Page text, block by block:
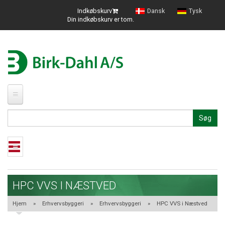
Indkøbskurv
Din indkøbskurv er tom.
Dansk Tysk
PROFIL
MESSER
KATALOGER
Søg
Shop
Staldbyggeri
Staldinventar
HPC VVS I NÆSTVED
Hjem » Erhvervsbyggeri » Erhvervsbyggeri » HPC VVS i Næstved